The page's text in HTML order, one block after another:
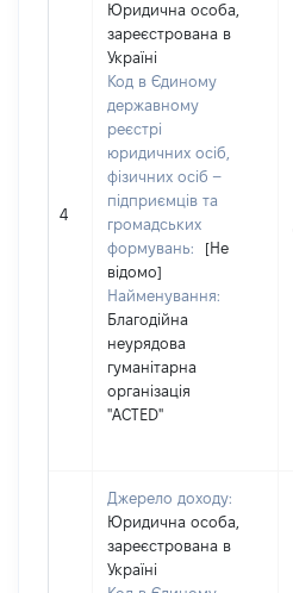
4
Юридична особа,
зареєстрована в
Україні
Код в Єдиному
державному
реєстрі
юридичних осіб,
фізичних осіб –
підприємців та
громадських
формувань:
[Не
відомо]
Найменування:
Благодійна
неурядова
гуманітарна
організація
"ACTED"
Джерело доходу:
Юридична особа,
зареєстрована в
Україні